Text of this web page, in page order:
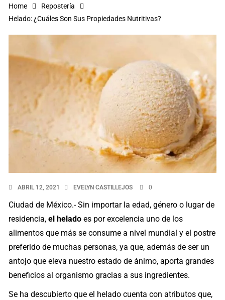
Home
Repostería
Helado: ¿Cuáles Son Sus Propiedades Nutritivas?
ABRIL 12, 2021 EVELYN CASTILLEJOS 0
Ciudad de México.- Sin importar la edad, género o lugar de
residencia,el helado es por excelencia uno de los
alimentos que más se consume a nivel mundial y el postre
preferido de muchas personas, ya que, además de ser un
antojo que eleva nuestro estado de ánimo, aporta grandes
beneficios al organismo gracias a sus ingredientes.
Se ha descubierto que el helado cuenta con atributos que,